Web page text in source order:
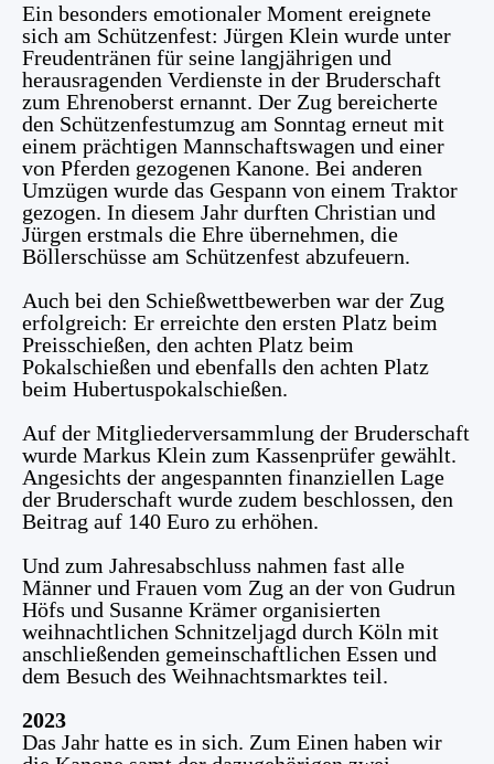
Ein besonders emotionaler Moment ereignete
sich am Schützenfest: Jürgen Klein wurde unter
Freudentränen für seine langjährigen und
herausragenden Verdienste in der Bruderschaft
zum Ehrenoberst ernannt. Der Zug bereicherte
den Schützenfestumzug am Sonntag erneut mit
einem prächtigen Mannschaftswagen und einer
von Pferden gezogenen Kanone. Bei anderen
Umzügen wurde das Gespann von einem Traktor
gezogen. In diesem Jahr durften Christian und
Jürgen erstmals die Ehre übernehmen, die
Böllerschüsse am Schützenfest abzufeuern.
Auch bei den Schießwettbewerben war der Zug
erfolgreich: Er erreichte den ersten Platz beim
Preisschießen, den achten Platz beim
Pokalschießen und ebenfalls den achten Platz
beim Hubertuspokalschießen.
Auf der Mitgliederversammlung der Bruderschaft
wurde Markus Klein zum Kassenprüfer gewählt.
Angesichts der angespannten finanziellen Lage
der Bruderschaft wurde zudem beschlossen, den
Beitrag auf 140 Euro zu erhöhen.
Und zum Jahresabschluss nahmen fast alle
Männer und Frauen vom Zug an der von Gudrun
Höfs und Susanne Krämer organisierten
weihnachtlichen Schnitzeljagd durch Köln mit
anschließenden gemeinschaftlichen Essen und
dem Besuch des Weihnachtsmarktes teil.
2023
Das Jahr hatte es in sich. Zum Einen haben wir